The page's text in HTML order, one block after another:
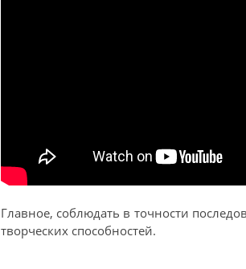
Главное, соблюдать в точности
творческих способностей.